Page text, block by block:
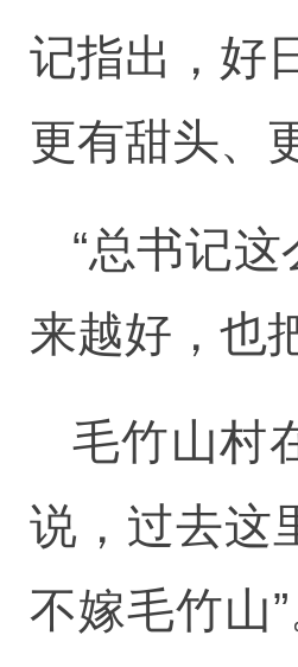
记指出，好
更有甜头、
“总书记
来越好，也
毛竹山村
说，过去这
不嫁毛竹山